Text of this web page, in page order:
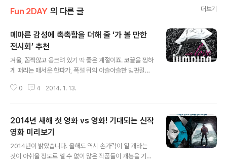
Fun 2DAY 의 다른 글 더보기
메마른 감성에 촉촉함을 더해 줄 ‘가 볼 만한
전시회’ 추천
겨울, 꼼짝않고 웅크려 있기 딱 좋은 계절이죠. 코끝을 찡하
게 때리는 매서운 한파가, 폭설 뒤의 아슬아슬한 빙판길이
바삭한 겨울 공기 속에서 피부는 물론 감성까지 쩍쩍 메말
져 나온 신년. 이미 건조해질 대로 건조해진 여러분의 감성
에도 이제 촉촉한 미스트가 필요한 시간입니다. 그리하여
도심에 있지만 여유가 흐르고, 내 발걸음의 속도에 따라 원
하는 만큼 충분히 머무를 수 있는 감성 공간을 소개해볼까
하는데요. 그 안에서 펼쳐지는 개성 가득한 전시로 이 겨울,
0 4 2014. 1. 13.
2014년 새해 첫 영화 vs 영화! 기대되는 신작
영화 미리보기
2014년이 밝았습니다. 올해도 역시 손가락이 열 개라는
것이 아쉬울 정도로 셀 수 없이 많은 작품들이 개봉을 기다